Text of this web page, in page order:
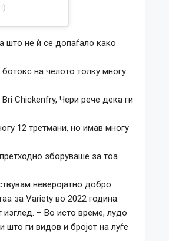
што не ѝ се допаѓало како
на челото толку многу
Chickenfry, Чери рече дека ги
12 третмани, но имав многу
зборуваше за тоа
неверојатно добро.
за Variety во 2022 година.
изглед. – Во исто време, лудо
што ги видов и бројот на луѓе